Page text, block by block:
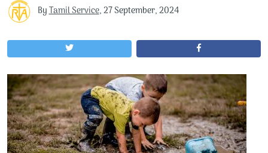
ByTamil Service,27 September, 2024